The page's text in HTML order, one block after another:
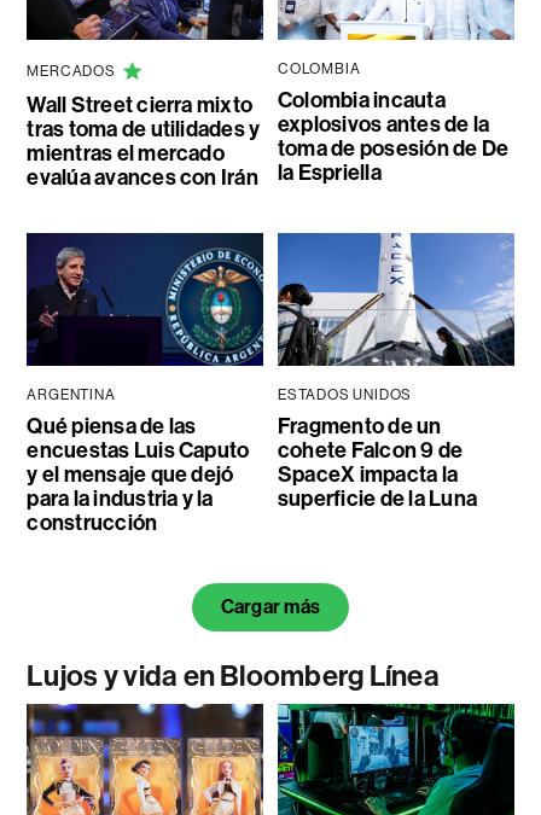
MERCADOS
Wall Street cierra mixto
tras toma de utilidades y
mientras el mercado
evalúa avances con Irán
COLOMBIA
Colombia incauta
explosivos antes de la
toma de posesión de De
la Espriella
ARGENTINA
Qué piensa de las
encuestas Luis Caputo
y el mensaje que dejó
para la industria y la
construcción
ESTADOS UNIDOS
Fragmento de un
cohete Falcon 9 de
SpaceX impacta la
superficie de la Luna
Cargar más
Lujos y vida en Bloomberg Línea